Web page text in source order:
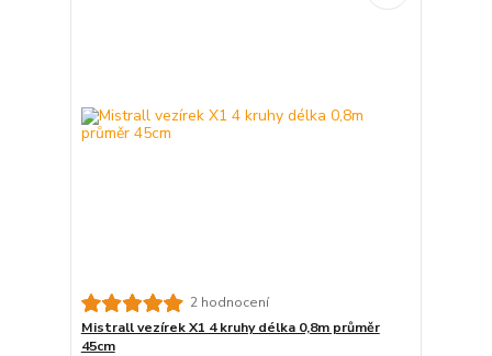
2 hodnocení
Mistrall vezírek X1 4 kruhy délka 0,8m průměr
45cm